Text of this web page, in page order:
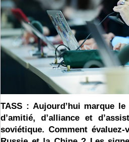
TASS : Aujourd’hui marque
d’amitié, d’alliance et
soviétique. Comment